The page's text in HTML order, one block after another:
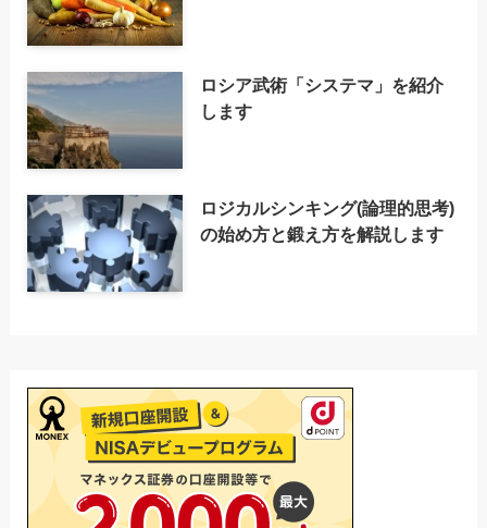
ロシア武術「システマ」を紹介
します
ロジカルシンキング(論理的思考)
の始め方と鍛え方を解説します